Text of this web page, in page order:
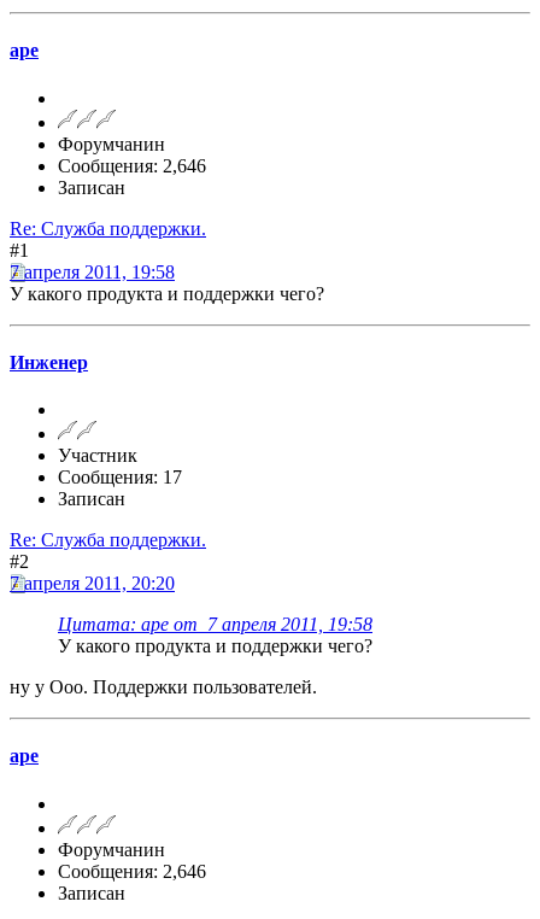
ape
Форумчанин
Сообщения: 2,646
Записан
Re: Служба поддержки.
#1
7 апреля 2011, 19:58
У какого продукта и поддержки чего?
Инженер
Участник
Сообщения: 17
Записан
Re: Служба поддержки.
#2
7 апреля 2011, 20:20
Цитата: ape от 7 апреля 2011, 19:58
У какого продукта и поддержки чего?
ну у Ооо. Поддержки пользователей.
ape
Форумчанин
Сообщения: 2,646
Записан